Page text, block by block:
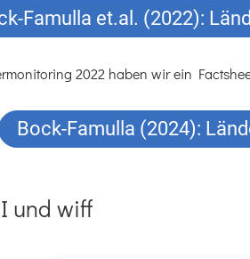
Famulla et.al. (2022):
2022 haben wir ein
Bock-Famulla (2024):
und wiff